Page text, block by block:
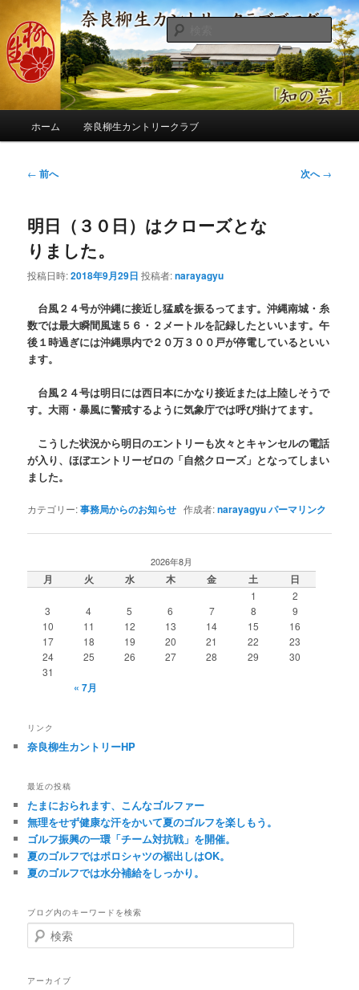
ン
コ
ン
へ
奈良柳生カントリークラブ総支配人
ブログ
季節の話題、クラブの出来事、コースの改修・更新作業、ゴルフに関する随
筆、喜怒哀楽などを気まぐれに発信します。
検
索
ホーム 奈良柳生カントリークラブ
投
ビ
ゲ
ー
シ
← 前へ 次へ→
明日（３０日）はクローズとな
りました。
投稿日時:2018年9月29日 投稿者:narayagyu
台風２４号が沖縄に接近し猛威を振るってます。沖縄南城・糸
数では最大瞬間風速５６・２メートルを記録したといいます。午
後１時過ぎには沖縄県内で２０万３００戸が停電しているといい
ます。
台風２４号は明日には西日本にかなり接近または上陸しそうで
す。大雨・暴風に警戒するように気象庁では呼び掛けてます。
こうした状況から明日のエントリーも次々とキャンセルの電話
が入り、ほぼエントリーゼロの「自然クローズ」となってしまい
ました。
カテゴリー:事務局からのお知らせ 作成者:narayagyuパーマリンク
2026年8月
月 火 水 木 金 土 日
1
2
3
4 5 6 7 8
9
10
11 12 13 14 15
16
17
18 19 20 21 22
23
24
25 26 27 28 29
30
31
« 7月
リンク
奈良柳生カントリーHP
最近の投稿
たまにおられます、こんなゴルファー
無理をせず健康な汗をかいて夏のゴルフを楽しもう。
ゴルフ振興の一環「チーム対抗戦」を開催。
夏のゴルフではポロシャツの裾出しはOK。
夏のゴルフでは水分補給をしっかり。
ブログ内のキーワードを検索
検
索
アーカイブ